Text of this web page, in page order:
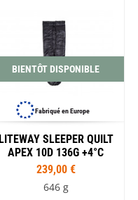
BIENTÔT DISPONIBLE
Fabriqué en Europe
LITEWAY SLEEPER QUILT
APEX 10D 136G +4°C
239,00 €
646 g